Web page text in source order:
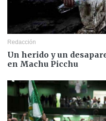
Redacción
Un herido y un
en Machu Picchu